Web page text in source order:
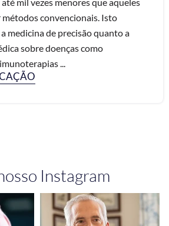
convencionais. Isto
medicina de precisão quanto a
sobre doenças como
...
Instagram